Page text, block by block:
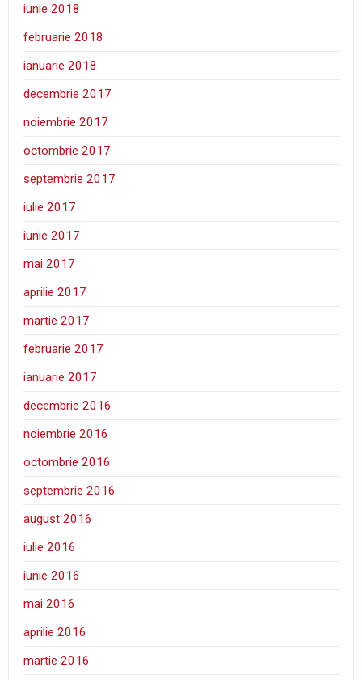
iunie 2018
februarie 2018
ianuarie 2018
decembrie 2017
noiembrie 2017
octombrie 2017
septembrie 2017
iulie 2017
iunie 2017
mai 2017
aprilie 2017
martie 2017
februarie 2017
ianuarie 2017
decembrie 2016
noiembrie 2016
octombrie 2016
septembrie 2016
august 2016
iulie 2016
iunie 2016
mai 2016
aprilie 2016
martie 2016